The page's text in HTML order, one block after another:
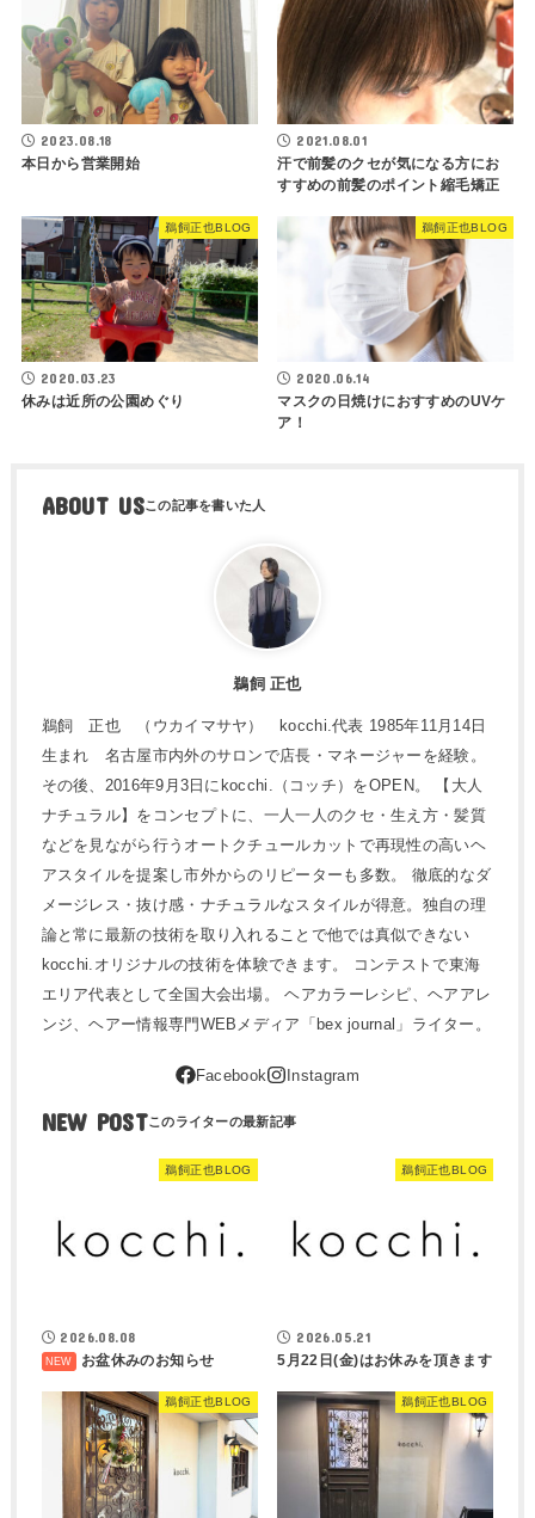
2023.08.18
本日から営業開始
2021.08.01
汗で前髪のクセが気になる方にお
すすめの前髪のポイント縮毛矯正
鵜飼正也BLOG
2020.03.23
休みは近所の公園めぐり
鵜飼正也BLOG
2020.06.14
マスクの日焼けにおすすめのUVケ
ア！
ABOUT US
鵜飼 正也
鵜飼 正也 （ウカイマサヤ） kocchi.代表 1985年11月14日
生まれ 名古屋市内外のサロンで店長・マネージャーを経験。
その後、2016年9月3日にkocchi.（コッチ）をOPEN。 【大人
ナチュラル】をコンセプトに、一人一人のクセ・生え方・髪質
などを見ながら行うオートクチュールカットで再現性の高いヘ
アスタイルを提案し市外からのリピーターも多数。 徹底的なダ
メージレス・抜け感・ナチュラルなスタイルが得意。独自の理
論と常に最新の技術を取り入れることで他では真似できない
kocchi.オリジナルの技術を体験できます。 コンテストで東海
エリア代表として全国大会出場。 ヘアカラーレシピ、ヘアアレ
ンジ、ヘアー情報専門WEBメディア「bex journal」ライター。
NEW POST
鵜飼正也BLOG
2026.08.08
お盆休みのお知らせ
鵜飼正也BLOG
2026.05.21
5月22日(金)はお休みを頂きます
鵜飼正也BLOG 鵜飼正也BLOG